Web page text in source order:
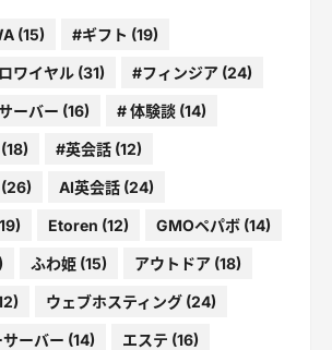
(15) #ギフト (19)
ワイヤル(31) #フィンジア(24)
ーバー (16) # 体験談(14)
#英会話(12)
(26) AI英会話(24)
Etoren (12) GMOペパボ(14)
ふわ姫(15) アウトドア(18)
ウェブホスティング(24)
ーバー (14) エステ (16)